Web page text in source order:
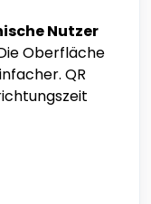
Nutzer
Oberfläche
QR